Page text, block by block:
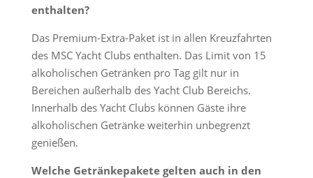
enthalten?
Das Premium-Extra-Paket ist in allen Kreuzfahrten
des MSC Yacht Clubs enthalten. Das Limit von 15
alkoholischen Getränken pro Tag gilt nur in
Bereichen außerhalb des Yacht Club Bereichs.
Innerhalb des Yacht Clubs können Gäste ihre
alkoholischen Getränke weiterhin unbegrenzt
genießen.
Welche Getränkepakete gelten auch in den